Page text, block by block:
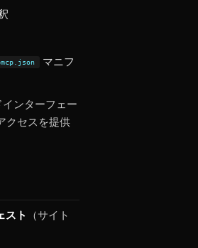
マニフ
ンターフェー
クセスを提供
スト
（サイト